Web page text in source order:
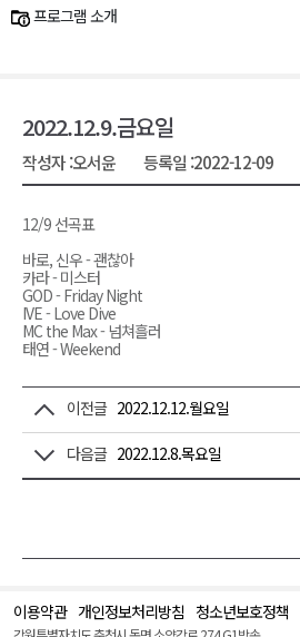
프로그램 소개
2022.12.9.금요일
작성자 :오서윤 등록일 :2022-12-09
12/9 선곡표
바로, 신우 - 괜찮아
카라 - 미스터
GOD - Friday Night
IVE - Love Dive
MC the Max - 넘쳐흘러
태연 - Weekend
이전글 2022.12.12.월요일
다음글 2022.12.8.목요일
이용약관 개인정보처리방침 청소년보호정책